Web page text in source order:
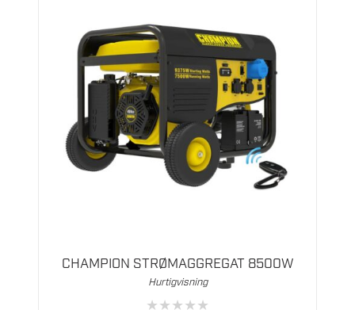
CHAMPION STRØMAGGREGAT 8500W
Hurtigvisning
★★★★★